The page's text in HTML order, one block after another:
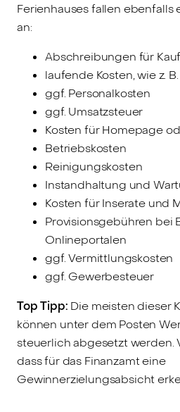
Ferienhauses fallen ebenfalls
an:
Abschreibungen für
laufende Kosten, wie z.
ggf. Personalkosten
ggf. Umsatzsteuer
Kosten für Homepage
Betriebskosten
Reinigungskosten
Instandhaltung und
Kosten für Inserate und
Provisionsgebühren bei
Onlineportalen
ggf. Vermittlungskosten
ggf. Gewerbesteuer
Top Tipp: Die meisten dieser
können unter dem Posten
steuerlich abgesetzt werden.
dass für das Finanzamt eine
Gewinnerzielungsabsicht